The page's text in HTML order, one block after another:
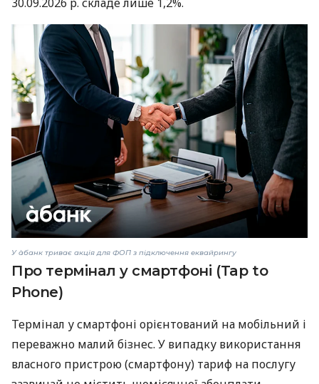
У àбанк триває акція для ФОП з підключення еквайрингу
Про термінал у смартфоні (Tap to
Phone)
Термінал у смартфоні орієнтований на мобільний і
переважно малий бізнес. У випадку використання
власного пристрою (смартфону) тариф на послугу